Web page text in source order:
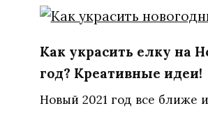
Как украсить елку на
год? Креативные идеи!
Новый 2021 год все ближе